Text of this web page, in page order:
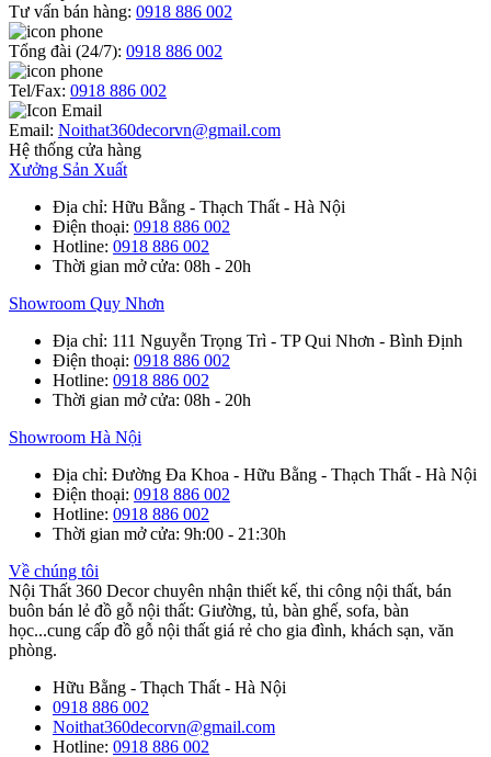
Tư vấn bán hàng: 0918 886 002
Tổng đài (24/7): 0918 886 002
Tel/Fax: 0918 886 002
Email: Noithat360decorvn@gmail.com
Hệ thống cửa hàng
Xưởng Sản Xuất
Địa chỉ: Hữu Bằng - Thạch Thất - Hà Nội
Điện thoại: 0918 886 002
Hotline: 0918 886 002
Thời gian mở cửa: 08h - 20h
Showroom Quy Nhơn
Địa chỉ: 111 Nguyễn Trọng Trì - TP Qui Nhơn - Bình Định
Điện thoại: 0918 886 002
Hotline: 0918 886 002
Thời gian mở cửa: 08h - 20h
Showroom Hà Nội
Địa chỉ: Đường Đa Khoa - Hữu Bằng - Thạch Thất - Hà Nội
Điện thoại: 0918 886 002
Hotline: 0918 886 002
Thời gian mở cửa: 9h:00 - 21:30h
Về chúng tôi
Nội Thất 360 Decor chuyên nhận thiết kế, thi công nội thất, bán
buôn bán lẻ đồ gỗ nội thất: Giường, tủ, bàn ghế, sofa, bàn
học...cung cấp đồ gỗ nội thất giá rẻ cho gia đình, khách sạn, văn
phòng.
Hữu Bằng - Thạch Thất - Hà Nội
0918 886 002
Noithat360decorvn@gmail.com
Hotline: 0918 886 002